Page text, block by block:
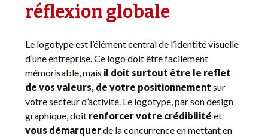
réflexion globale
Le logotype est l’élément central de l’identité visuelle
d’une entreprise. Ce logo doit être facilement
mémorisable, mais il doit surtout être le reflet
de vos valeurs, de votre positionnement sur
votre secteur d’activité. Le logotype, par son design
graphique, doit renforcer votre crédibilité et
vous démarquerde la concurrence en mettant en